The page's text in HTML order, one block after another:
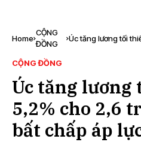
Home
CỘNG
ĐỒNG
Úc tăng lương tối
CỘNG ĐỒNG
Úc tăng
5,2% cho 2,6
bất chấp áp